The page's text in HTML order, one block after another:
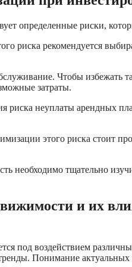
определенные риски,
риска рекомендуется
Чтобы избежать
затраты.
риска неуплаты арендных
этого риска стоит
необходимо тщательно
и их
под воздействием
Понимание